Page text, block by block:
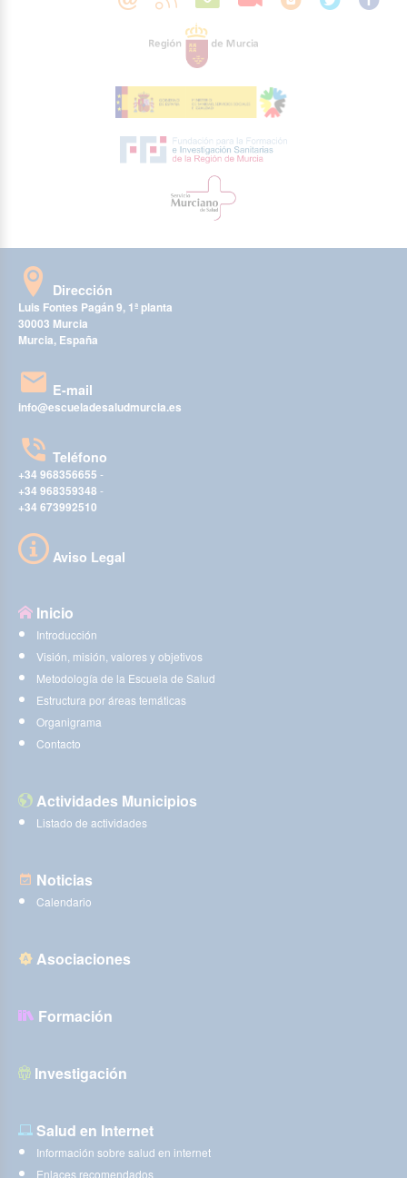
Dirección
Luis Fontes Pagán 9, 1ª planta
30003 Murcia
Murcia, España
E-mail
info@escueladesaludmurcia.es
Teléfono
+34 968356655 -
+34 968359348 -
+34 673992510
Aviso Legal
Inicio
Introducción
Visión, misión, valores y objetivos
Metodología de la Escuela de Salud
Estructura por áreas temáticas
Organigrama
Contacto
Actividades Municipios
Listado de actividades
Noticias
Calendario
Asociaciones
Formación
Investigación
Salud en Internet
Información sobre salud en internet
Enlaces recomendados